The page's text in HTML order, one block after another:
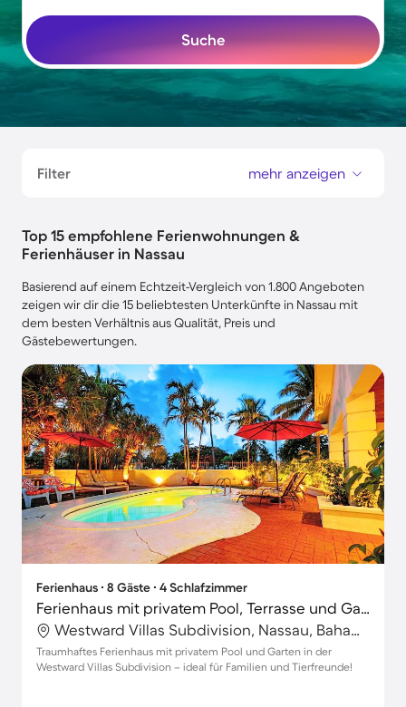
Suche
Filter mehr anzeigen
Top 15 empfohlene Ferienwohnungen &
Ferienhäuser in Nassau
Basierend auf einem Echtzeit-Vergleich von 1.800 Angeboten
zeigen wir dir die 15 beliebtesten Unterkünfte in Nassau mit
dem besten Verhältnis aus Qualität, Preis und
Gästebewertungen.
Ferienhaus ∙ 8 Gäste ∙ 4 Schlafzimmer
Ferienhaus mit privatem Pool, Terrasse und Garten | Ideal für Homeoffice
Westward Villas Subdivision, Nassau, Bahamas
Traumhaftes Ferienhaus mit privatem Pool und Garten in der
Westward Villas Subdivision – ideal für Familien und Tierfreunde!